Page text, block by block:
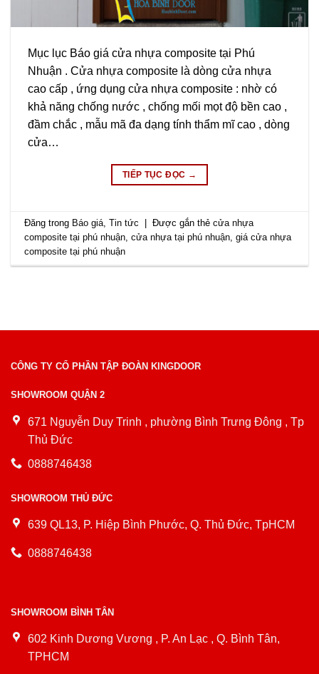
Mục lục Báo giá cửa nhựa composite tại Phú
Nhuận . Cửa nhựa composite là dòng cửa nhựa
cao cấp , ứng dụng cửa nhựa composite : nhờ có
khả năng chống nước , chống mối mọt độ bền cao ,
đầm chắc , mẫu mã đa dạng tính thẩm mĩ cao , dòng
cửa…
TIẾP TỤC ĐỌC →
Đăng trong Báo giá,Tin tức Được gắn thẻcửa nhựa
composite tại phú nhuận,cửa nhựa tại phú nhuận,giá cửa nhựa
composite tại phú nhuận
CÔNG TY CỔ PHẦN TẬP ĐOÀN KINGDOOR
SHOWROOM QUẬN 2
671 Nguyễn Duy Trinh , phường Bình Trưng Đông , Tp
Thủ Đức
0888746438
SHOWROOM THỦ ĐỨC
639 QL13, P. Hiệp Bình Phước, Q. Thủ Đức, TpHCM
0888746438
SHOWROOM BÌNH TÂN
602 Kinh Dương Vương , P. An Lạc , Q. Bình Tân,
TPHCM